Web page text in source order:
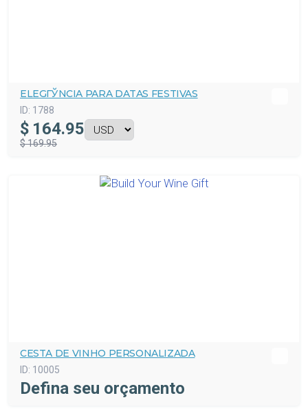
ELEGГЎNCIA PARA DATAS FESTIVAS
ID: 1788
$ 164.95
$ 169.95
CESTA DE VINHO PERSONALIZADA
ID: 10005
Defina seu orçamento